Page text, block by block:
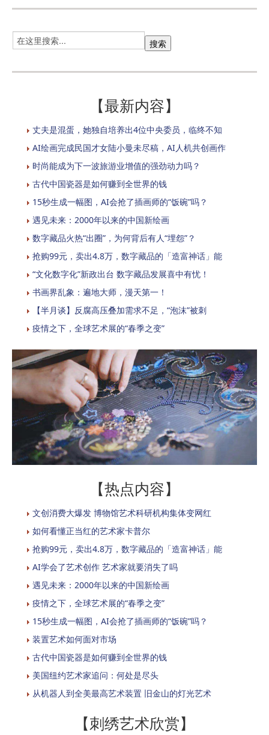
【最新内容】
丈夫是混蛋，她独自培养出4位中央委员，临终不知
AI绘画完成民国才女陆小曼未尽稿，AI人机共创画作
时尚能成为下一波旅游业增值的强劲动力吗？
古代中国瓷器是如何赚到全世界的钱
15秒生成一幅图，AI会抢了插画师的“饭碗”吗？
遇见未来：2000年以来的中国新绘画
数字藏品火热“出圈”，为何背后有人“埋怨”？
抢购99元，卖出4.8万，数字藏品的「造富神话」能
“文化数字化”新政出台 数字藏品发展喜中有忧！
书画界乱象：遍地大师，漫天第一！
【半月谈】反腐高压叠加需求不足，“泡沫”被刺
疫情之下，全球艺术展的“春季之变”
【热点内容】
文创消费大爆发 博物馆艺术科研机构集体变网红
如何看懂正当红的艺术家卡普尔
抢购99元，卖出4.8万，数字藏品的「造富神话」能
AI学会了艺术创作 艺术家就要消失了吗
遇见未来：2000年以来的中国新绘画
疫情之下，全球艺术展的“春季之变”
15秒生成一幅图，AI会抢了插画师的“饭碗”吗？
装置艺术如何面对市场
古代中国瓷器是如何赚到全世界的钱
美国纽约艺术家追问：何处是尽头
从机器人到全美最高艺术装置 旧金山的灯光艺术
【刺绣艺术欣赏】